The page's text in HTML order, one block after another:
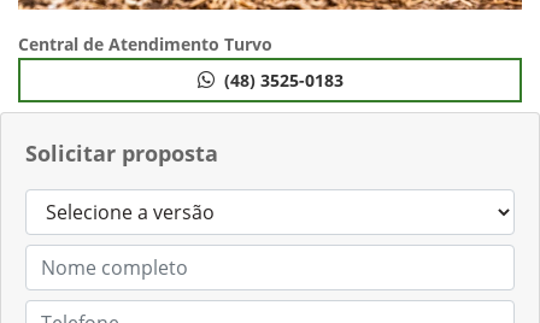
Solicitar proposta
Central de Atendimento Turvo
(48) 3525-0183